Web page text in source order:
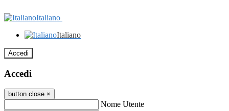
Italiano
Italiano
Accedi
Accedi
button close ×
Nome Utente